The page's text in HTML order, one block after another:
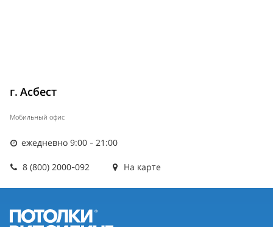
г. Асбест
Мобильный офис
ежедневно 9:00 - 21:00
8 (800) 2000-092 На карте